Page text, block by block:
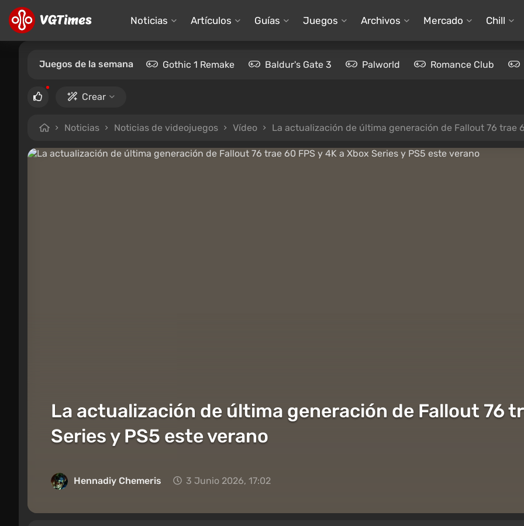
Noticias Artículos Guías Juegos Archivos Mercado Chill
Juegos de la semana Gothic 1 Remake Baldur's Gate 3 Palworld Romance Club
Crear
Noticias Noticias de videojuegos Vídeo La actualización de última generación de Fallout 76 trae
La actualización de última generación de Fallout 76
Series y PS5 este verano
Hennadiy Chemеris 3 Junio 2026, 17:02